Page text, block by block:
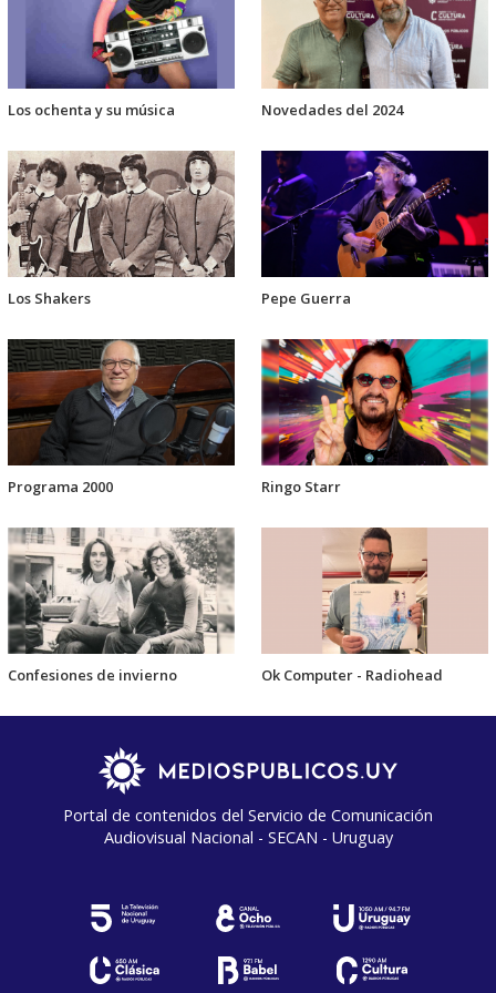
Los ochenta y su música Novedades del 2024
Los Shakers Pepe Guerra
Programa 2000 Ringo Starr
Confesiones de invierno Ok Computer - Radiohead
Portal de contenidos del Servicio de Comunicación
Audiovisual Nacional - SECAN - Uruguay